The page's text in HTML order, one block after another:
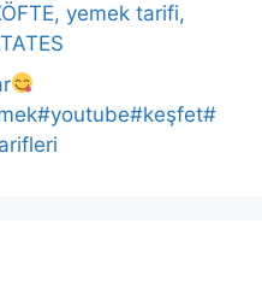
yemek tarifi,